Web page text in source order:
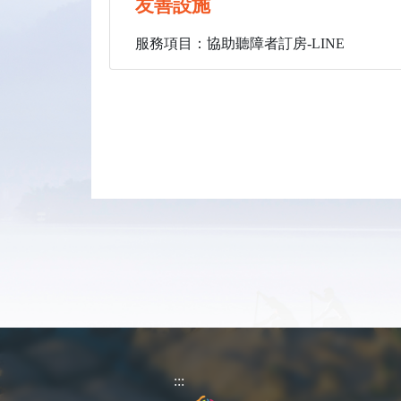
友善設施
服務項目：協助聽障者訂房-LINE
:::